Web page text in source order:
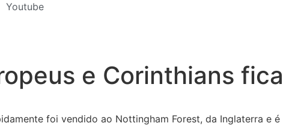
Youtube
e Corinthians fica
foi vendido ao Nottingham Forest, da Inglaterra e é